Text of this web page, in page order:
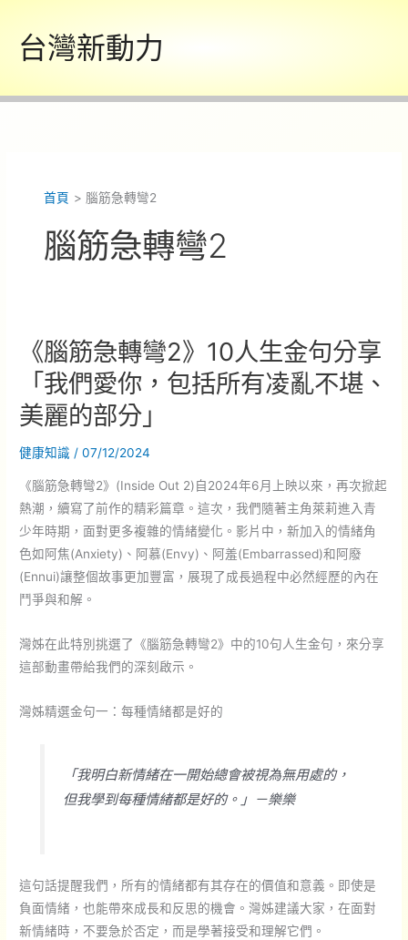
內
台灣新動力
首頁 腦筋急轉彎2
腦筋急轉彎2
《腦筋急轉彎2》10人生金句分享
「我們愛你，包括所有凌亂不堪、
美麗的部分」
健康知識 /07/12/2024
《腦筋急轉彎2》(Inside Out 2)自2024年6月上映以來，再次掀起
熱潮，續寫了前作的精彩篇章。這次，我們隨著主角萊莉進入青
少年時期，面對更多複雜的情緒變化。影片中，新加入的情緒角
色如阿焦(Anxiety)、阿慕(Envy)、阿羞(Embarrassed)和阿廢
(Ennui)讓整個故事更加豐富，展現了成長過程中必然經歷的內在
鬥爭與和解。
灣姊在此特別挑選了《腦筋急轉彎2》中的10句人生金句，來分享
這部動畫帶給我們的深刻啟示。
灣姊精選金句一：每種情緒都是好的
「我明白新情緒在一開始總會被視為無用處的，
但我學到每種情緒都是好的。」－樂樂
這句話提醒我們，所有的情緒都有其存在的價值和意義。即使是
負面情緒，也能帶來成長和反思的機會。灣姊建議大家，在面對
新情緒時，不要急於否定，而是學著接受和理解它們。